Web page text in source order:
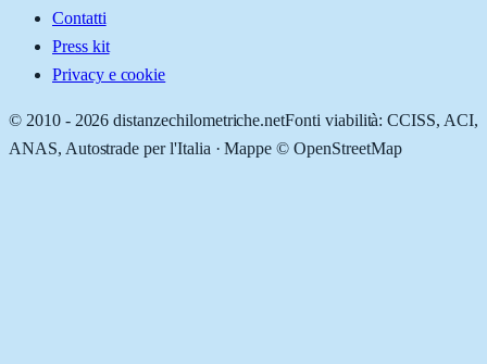
Contatti
Press kit
Privacy e cookie
© 2010 - 2026 distanzechilometriche.netFonti viabilità: CCISS, ACI,
ANAS, Autostrade per l'Italia · Mappe © OpenStreetMap